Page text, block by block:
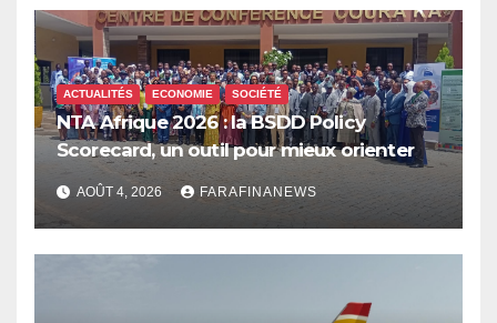
ACTUALITÉS ECONOMIE SOCIÉTÉ
NTA Afrique 2026 : la BSDD Policy
Scorecard, un outil pour mieux orienter
les dépenses publiques
AOÛT 4, 2026 FARAFINANEWS